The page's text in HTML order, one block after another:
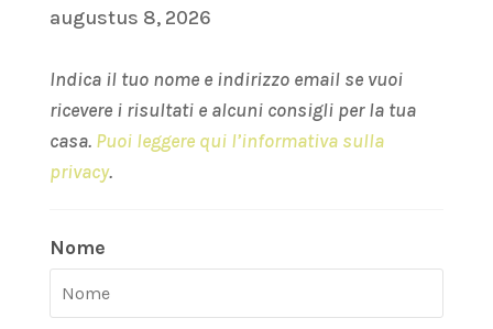
augustus 8, 2026
Indica il tuo nome e indirizzo email se vuoi
ricevere i risultati e alcuni consigli per la tua
casa. Puoi leggere qui l’informativa sulla
privacy.
Nome